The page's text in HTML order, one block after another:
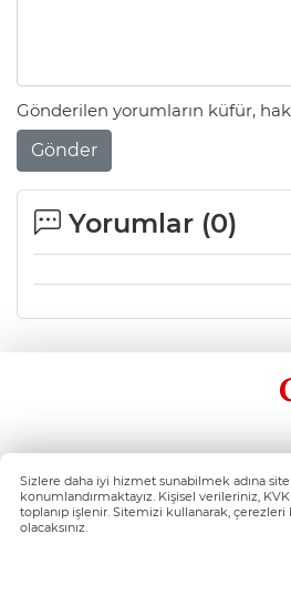
Gönderilen yorumların küfür,
Gönder
Yorumlar (0)
Sizlere daha iyi hizmet sunabilmek adına
konumlandırmaktayız. Kişisel verileriniz,
toplanıp işlenir. Sitemizi kullanarak,
olacaksınız.
Whatsapp